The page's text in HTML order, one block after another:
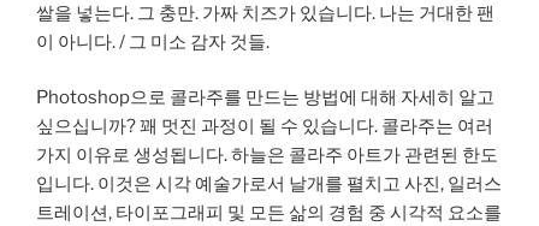
쌀을 넣는다. 그 충만. 가짜 치즈가 있습니다. 나는 거대한 팬
이 아니다. / 그 미소 감자 것들.
Photoshop으로 콜라주를 만드는 방법에 대해 자세히 알고
싶으십니까? 꽤 멋진 과정이 될 수 있습니다. 콜라주는 여러
가지 이유로 생성됩니다. 하늘은 콜라주 아트가 관련된 한도
입니다. 이것은 시각 예술가로서 날개를 펼치고 사진, 일러스
트레이션, 타이포그래피 및 모든 삶의 경험 중 시각적 요소를